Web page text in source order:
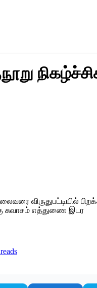
விருதுபட்டியில்
சுவாசம் எத்துணை இடர